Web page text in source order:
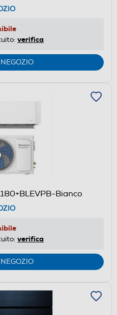
verifica
Bianco
verifica